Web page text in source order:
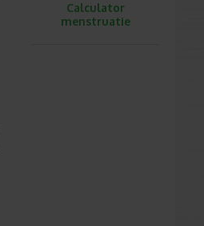
Calculator
menstruatie